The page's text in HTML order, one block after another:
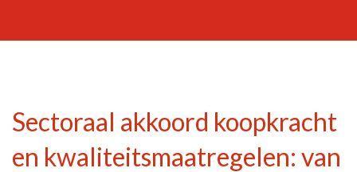
Sectoraal akkoord koopkracht
en kwaliteitsmaatregelen: van